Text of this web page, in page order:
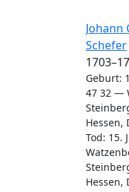
Johann
Schefer
1703–
Geburt:
47 32 —
Hessen,
Tod: 15.
Hessen,